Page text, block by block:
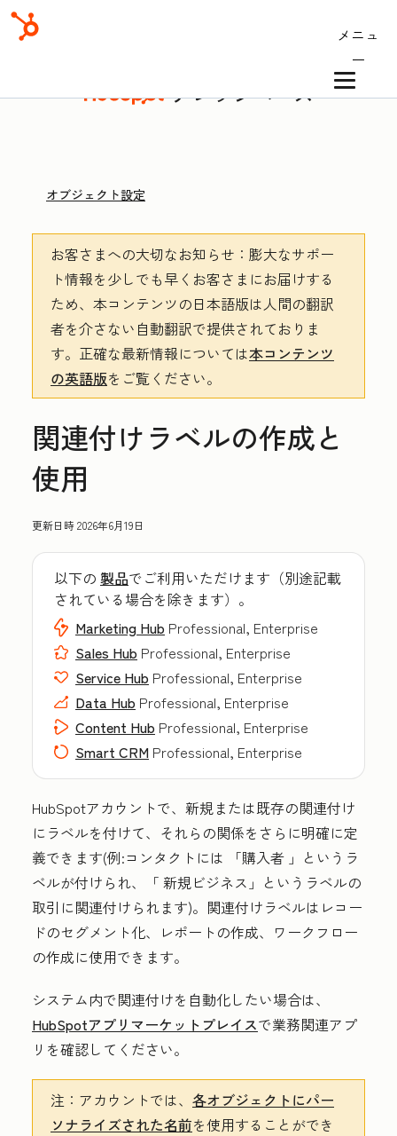
メニュ
ー
ナレッジベース
オブジェクト設定
お客さまへの大切なお知らせ ：膨大なサポー
ト情報を少しでも早くお客さまにお届けする
ため、本コンテンツの日本語版は人間の翻訳
者を介さない自動翻訳で提供されておりま
す。 正確な最新情報については本コンテンツ
の英語版をご覧ください。
関連付けラベルの作成と
使用
更新日時2026年6月19日
以下の 製品でご利用いただけます（別途記載
されている場合を除きます）。
Marketing Hub Professional, Enterprise
Sales Hub Professional, Enterprise
Service Hub Professional, Enterprise
Data Hub Professional, Enterprise
Content Hub Professional, Enterprise
Smart CRM Professional, Enterprise
HubSpotアカウントで、新規または既存の関連付け
にラベルを付けて、それらの関係をさらに明確に定
義できます(例:コンタクトには
「購入者 」というラ
ベルが付けられ、「 新規ビジネス 」というラベルの
取引に関連付けられます)。関連付けラベルはレコー
ドのセグメント化、レポートの作成、ワークフロー
の作成に使用できます。
システム内で関連付けを自動化したい場合は、
HubSpotアプリマーケットプレイスで業務関連アプ
リを確認してください。
注： アカウントでは、 各オブジェクトにパー
ソナライズされた名前を使用することができ